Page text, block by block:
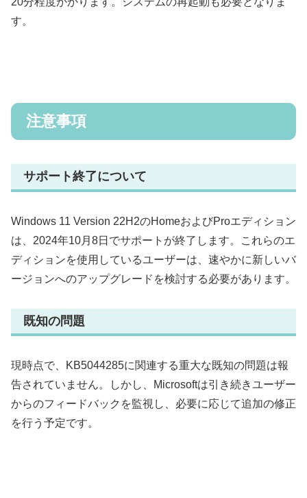
す。
注意事項
サポート終了について
Windows 11 Version 22H2のHomeおよびProエディション
は、2024年10月8日でサポートが終了します。これらのエ
ディションを使用しているユーザーは、速やかに新しいバ
ージョンへのアップグレードを検討する必要があります。
既知の問題
現時点で、KB5044285に関連する重大な既知の問題は報
告されていません。しかし、Microsoftは引き続きユーザー
からのフィードバックを監視し、必要に応じて追加の修正
を行う予定です。